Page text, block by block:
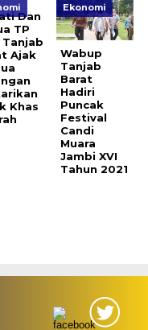
Dan
TP
Tanjab
Ajak
Khas
Ekonomi
Wabup
Tanjab
Barat
Hadiri
Puncak
Festival
Candi
Muara
Jambi XVI
Tahun 2021